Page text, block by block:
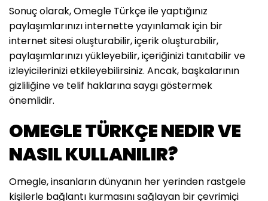
Sonuç olarak, Omegle Türkçe ile yaptığınız
paylaşımlarınızı internette yayınlamak için bir
internet sitesi oluşturabilir, içerik oluşturabilir,
paylaşımlarınızı yükleyebilir, içeriğinizi tanıtabilir ve
izleyicilerinizi etkileyebilirsiniz. Ancak, başkalarının
gizliliğine ve telif haklarına saygı göstermek
önemlidir.
OMEGLE TÜRKÇE NEDIR VE
NASIL KULLANILIR?
Omegle, insanların dünyanın her yerinden rastgele
kişilerle bağlantı kurmasını sağlayan bir çevrimiçi